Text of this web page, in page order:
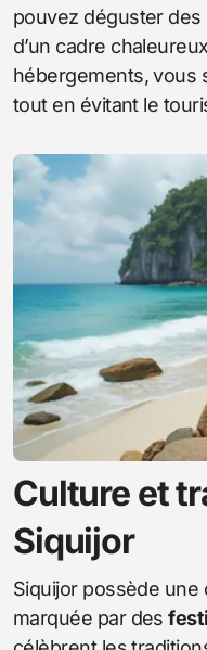
pouvez déguster
d’un cadre
hébergements, vous
tout en évitant le
Culture et
Siquijor
Siquijor possède
marquée par des